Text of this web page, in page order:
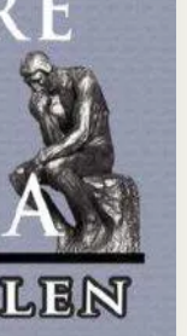
cuando se
ardiente,
material y
si compras